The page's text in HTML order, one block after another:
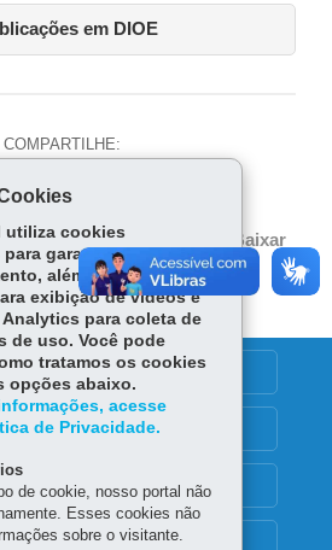
em DIOE
COMPARTILHE:
ce
bo
ok
tter
Ap
p
Imprimir Baixar
INSTITUCIONAL
utiliza cookies
garantir seu
além de cookies do
exibição de vídeos e
para coleta de
de uso. Você pode
tratamos os cookies
opções abaixo.
acesse
de Privacidade.
de cookie, nosso portal não
Esses cookies não
sobre o visitante.